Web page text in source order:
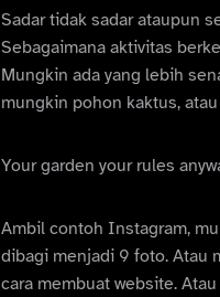
Sadar tidak sadar ataupun
Sebagaimana aktivitas
Mungkin ada yang lebih
mungkin pohon kaktus,
Your garden your rules
Ambil contoh Instagram,
dibagi menjadi 9 foto. Atau
cara membuat website.